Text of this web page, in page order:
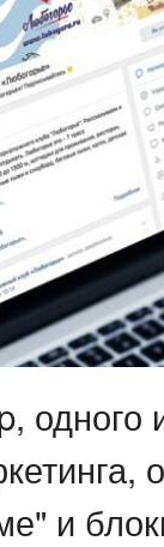
одного
и